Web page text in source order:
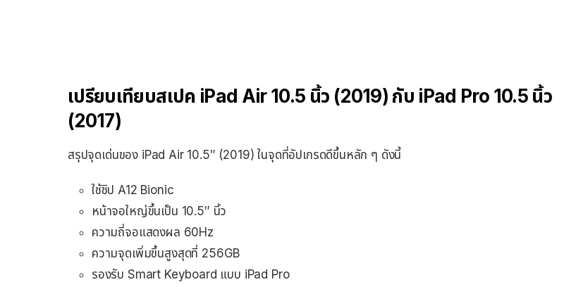
เปรียบเทียบสเปค iPad Air 10.5 นิ้ว (2019) กับ iPad Pro 10.5 นิ้ว
(2017)
สรุปจุดเด่นของ iPad Air 10.5″ (2019) ในจุดที่อัปเกรดดีขึ้นหลัก ๆ ดังนี้
ใช้ชิป A12 Bionic
หน้าจอใหญ่ขึ้นเป็น 10.5″ นิ้ว
ความถี่จอแสดงผล 60Hz
ความจุดเพิ่มขึ้นสูงสุดที่ 256GB
รองรับ Smart Keyboard แบบ iPad Pro